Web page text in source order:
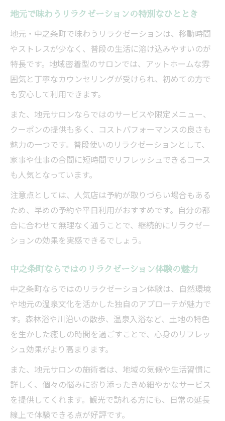
地元で味わうリラクゼーションの特別なひととき
地元・中之条町で味わうリラクゼーションは、移動時間
やストレスが少なく、普段の生活に溶け込みやすいのが
特長です。地域密着型のサロンでは、アットホームな雰
囲気と丁寧なカウンセリングが受けられ、初めての方で
も安心して利用できます。
また、地元サロンならではのサービスや限定メニュー、
クーポンの提供も多く、コストパフォーマンスの良さも
魅力の一つです。普段使いのリラクゼーションとして、
家事や仕事の合間に短時間でリフレッシュできるコース
も人気となっています。
注意点としては、人気店は予約が取りづらい場合もある
ため、早めの予約や平日利用がおすすめです。自分の都
合に合わせて無理なく通うことで、継続的にリラクゼー
ションの効果を実感できるでしょう。
中之条町ならではのリラクゼーション体験の魅力
中之条町ならではのリラクゼーション体験は、自然環境
や地元の温泉文化を活かした独自のアプローチが魅力で
す。森林浴や川沿いの散歩、温泉入浴など、土地の特色
を生かした癒しの時間を過ごすことで、心身のリフレッ
シュ効果がより高まります。
また、地元サロンの施術者は、地域の気候や生活習慣に
詳しく、個々の悩みに寄り添ったきめ細やかなサービス
を提供してくれます。観光で訪れる方にも、日常の延長
線上で体験できる点が好評です。